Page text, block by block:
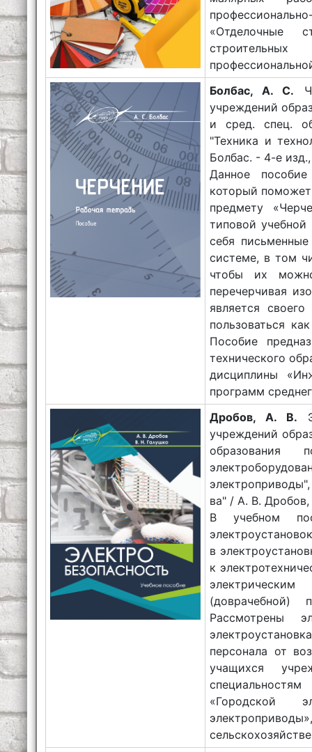
«Отделочные
Болбас, А. С.
учреждений
и сред. спец.
"Техника и
Болбас. - 4-е
Данное пособие
который
предмету
типовой
себя
системе, в том
чтобы их
перечерчивая
является
пользоваться
Пособие
технического
дисциплины
программ
Дробов, А. В.
учреждений
образования
ва" / А. В.
В учебном
в
к
(доврачебной)
Рассмотрены
персонала от
учащихся
«Городской